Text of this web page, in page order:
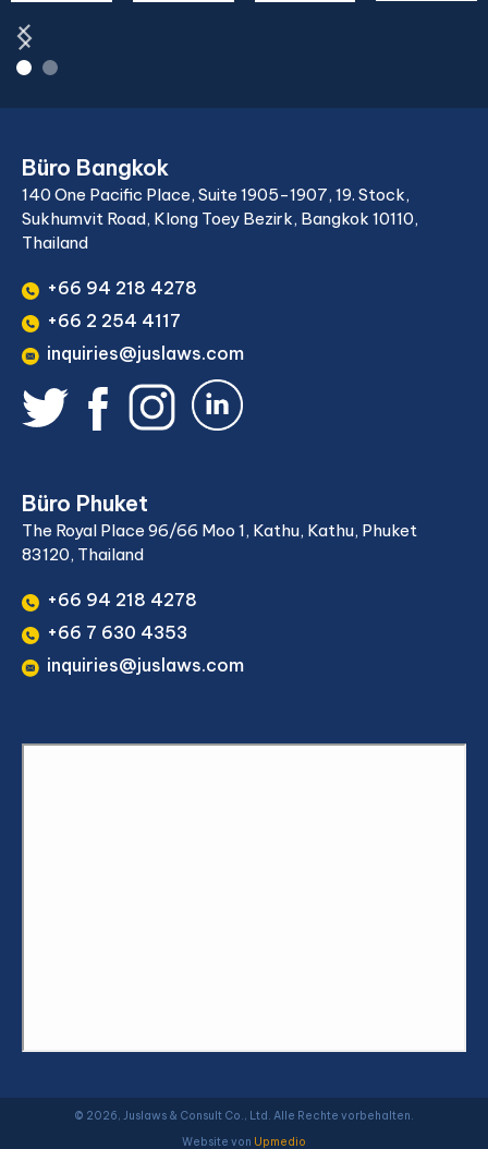
Büro Bangkok
140 One Pacific Place, Suite 1905-1907, 19. Stock,
Sukhumvit Road, Klong Toey Bezirk, Bangkok 10110,
Thailand
+66 94 218 4278
+66 2 254 4117
inquiries@juslaws.com
Büro Phuket
The Royal Place 96/66 Moo 1, Kathu, Kathu, Phuket
83120, Thailand
+66 94 218 4278
+66 7 630 4353
inquiries@juslaws.com
© 2026, Juslaws & Consult Co., Ltd. Alle Rechte vorbehalten.
Website von Upmedio